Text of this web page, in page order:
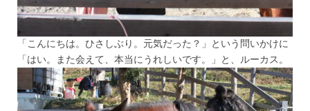
「こんにちは。ひさしぶり。元気だった？」という問いかけに
「はい。また会えて、本当にうれしいです。」と、ルーカス。